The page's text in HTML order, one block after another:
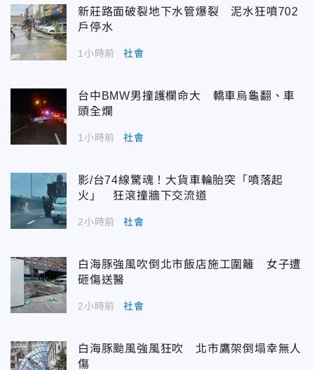
新莊路面破裂地下水管爆裂 泥水狂噴702
戶停水
1小時前 社會
台中BMW男撞護欄命大 轎車烏龜翻、車
頭全爛
1小時前 社會
影/台74線驚魂！大貨車輪胎突「噴落起
火」 狂滾撞牆下交流道
2小時前 社會
白海豚強風吹倒北市飯店施工圍籬 女子遭
砸傷送醫
2小時前 社會
白海豚颱風強風狂吹 北市鷹架倒塌幸無人
傷